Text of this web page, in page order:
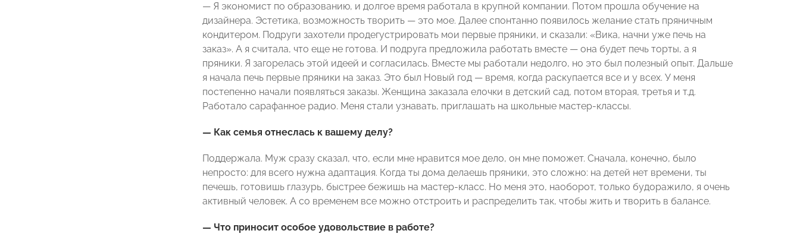
— Я экономист по образованию, и долгое время работала в крупной компании. Потом прошла обучение на
дизайнера. Эстетика, возможность творить — это мое. Далее спонтанно появилось желание стать пряничным
кондитером. Подруги захотели продегустрировать мои первые пряники, и сказали: «Вика, начни уже печь на
заказ». А я считала, что еще не готова. И подруга предложила работать вместе — она будет печь торты, а я
пряники. Я загорелась этой идеей и согласилась. Вместе мы работали недолго, но это был полезный опыт. Дальше
я начала печь первые пряники на заказ. Это был Новый год — время, когда раскупается все и у всех. У меня
постепенно начали появляться заказы. Женщина заказала елочки в детский сад, потом вторая, третья и т.д.
Работало сарафанное радио. Меня стали узнавать, приглашать на школьные мастер-классы.
— Как семья отнеслась к вашему делу?
Поддержала. Муж сразу сказал, что, если мне нравится мое дело, он мне поможет. Сначала, конечно, было
непросто: для всего нужна адаптация. Когда ты дома делаешь пряники, это сложно: на детей нет времени, ты
печешь, готовишь глазурь, быстрее бежишь на мастер-класс. Но меня это, наоборот, только будоражило, я очень
активный человек. А со временем все можно отстроить и распределить так, чтобы жить и творить в балансе.
— Что приносит особое удовольствие в работе?